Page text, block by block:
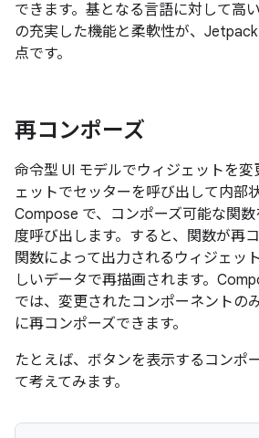
できます。基となる言語に対して高
の充実した機能と柔軟性が、
点です。
再コンポーズ
命令型 UI モデルでウィジェットを
ェットでセッターを呼び出して内部
Compose で、コンポーズ可能な関
度呼び出します。すると、関数が再
関数によって出力されるウィジェッ
しいデータで再描画されます。
では、変更されたコンポーネントの
に再コンポーズできます。
たとえば、ボタンを表示するコンポ
て考えてみます。